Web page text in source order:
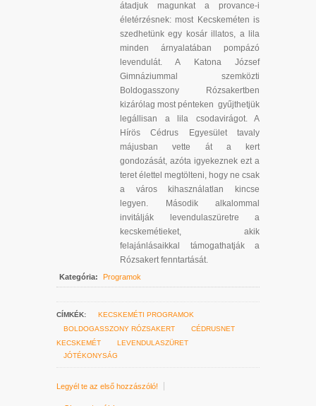
átadjuk magunkat a provance-i
életérzésnek: most Kecskeméten is
szedhetünk egy kosár illatos, a lila
minden árnyalatában pompázó
levendulát. A Katona József
Gimnáziummal szemközti
Boldogasszony Rózsakertben
kizárólag most pénteken gyűjthetjük
legállisan a lila csodavirágot. A
Hírös Cédrus Egyesület tavaly
májusban vette át a kert
gondozását, azóta igyekeznek ezt a
teret élettel megtölteni, hogy ne csak
a város kihasználatlan kincse
legyen. Második alkalommal
invitálják levendulaszüretre a
kecskemétieket, akik
felajánlásaikkal támogathatják a
Rózsakert fenntartását.
Kategória: Programok
CÍMKÉK:
KECSKEMÉTI PROGRAMOK
BOLDOGASSZONY RÓZSAKERT
CÉDRUSNET
KECSKEMÉT
LEVENDULASZÜRET
JÓTÉKONYSÁG
Legyél te az első hozzászóló!